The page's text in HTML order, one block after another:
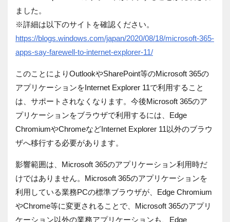
ました。
※詳細は以下のサイトを確認ください。
https://blogs.windows.com/japan/2020/08/18/microsoft-365-
apps-say-farewell-to-internet-explorer-11/
このことによりOutlookやSharePoint等のMicrosoft 365の
アプリケーションをInternet Explorer 11で利用すること
は、サポートされなくなります。今後Microsoft 365のア
プリケーションをブラウザで利用するには、 Edge
ChromiumやChromeなどInternet Explorer 11以外のブラウ
ザへ移行する必要があります。
影響範囲は、 Microsoft 365のアプリケーション利用時だ
けではありません。Microsoft 365のアプリケーションを
利用している業務PCの標準ブラウザが、 Edge Chromium
やChrome等に変更されることで、 Microsoft 365のアプリ
ケーション以外の業務アプリケーションも、 Edge